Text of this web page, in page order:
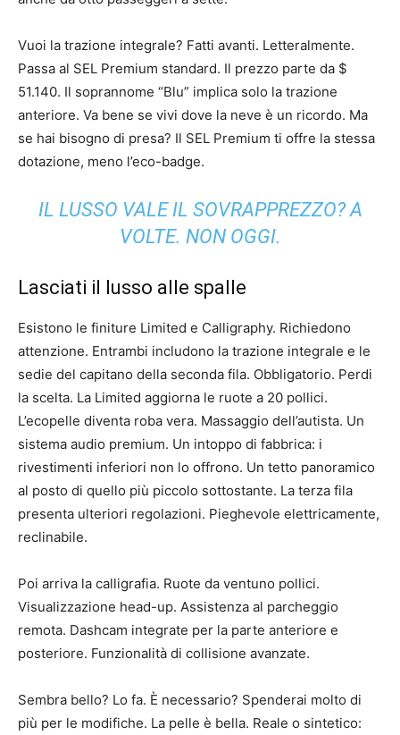
Vuoi la trazione integrale? Fatti avanti. Letteralmente.
Passa al SEL Premium standard. Il prezzo parte da $
51.140. Il soprannome “Blu” implica solo la trazione
anteriore. Va bene se vivi dove la neve è un ricordo. Ma
se hai bisogno di presa? Il SEL Premium ti offre la stessa
dotazione, meno l’eco-badge.
IL LUSSO VALE IL SOVRAPPREZZO? A
VOLTE. NON OGGI.
Lasciati il lusso alle spalle
Esistono le finiture Limited e Calligraphy. Richiedono
attenzione. Entrambi includono la trazione integrale e le
sedie del capitano della seconda fila. Obbligatorio. Perdi
la scelta. La Limited aggiorna le ruote a 20 pollici.
L’ecopelle diventa roba vera. Massaggio dell’autista. Un
sistema audio premium. Un intoppo di fabbrica: i
rivestimenti inferiori non lo offrono. Un tetto panoramico
al posto di quello più piccolo sottostante. La terza fila
presenta ulteriori regolazioni. Pieghevole elettricamente,
reclinabile.
Poi arriva la calligrafia. Ruote da ventuno pollici.
Visualizzazione head-up. Assistenza al parcheggio
remota. Dashcam integrate per la parte anteriore e
posteriore. Funzionalità di collisione avanzate.
Sembra bello? Lo fa. È necessario? Spenderai molto di
più per le modifiche. La pelle è bella. Reale o sintetico: